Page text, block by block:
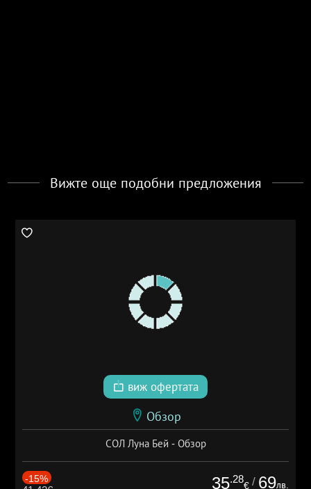
Вижте още подобни предложения
виж офертата
Обзор
СОЛ Луна Бей - Обзор
-15% 35.28
€ / 69лв.